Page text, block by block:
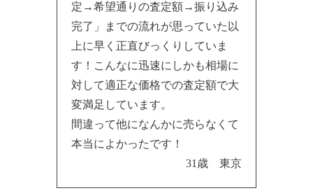
定→希望通りの査定額→振り込み
完了」までの流れが思っていた以
上に早く正直びっくりしていま
す！こんなに迅速にしかも相場に
対して適正な価格での査定額で大
変満足しています。
間違って他になんかに売らなくて
本当によかったです！
31歳 東京